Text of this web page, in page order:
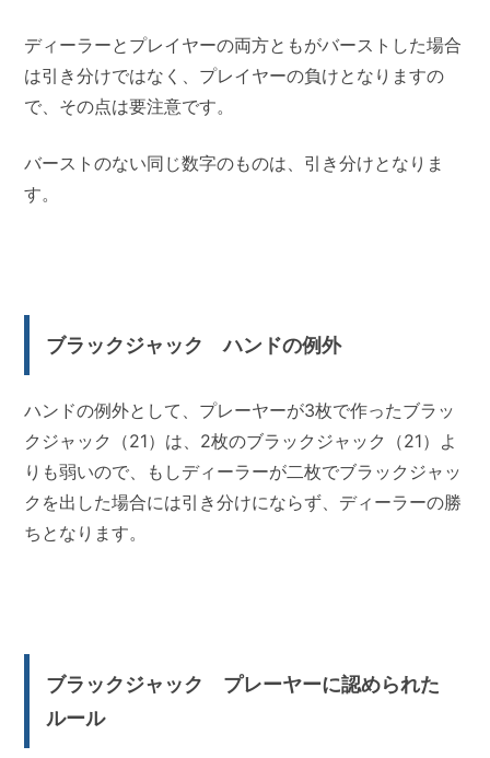
ディーラーとプレイヤーの両方ともがバーストした場合
は引き分けではなく、プレイヤーの負けとなりますの
で、その点は要注意です。
バーストのない同じ数字のものは、引き分けとなりま
す。
ブラックジャック ハンドの例外
ハンドの例外として、プレーヤーが3枚で作ったブラッ
クジャック（21）は、2枚のブラックジャック（21）よ
りも弱いので、もしディーラーが二枚でブラックジャッ
クを出した場合には引き分けにならず、ディーラーの勝
ちとなります。
ブラックジャック プレーヤーに認められた
ルール